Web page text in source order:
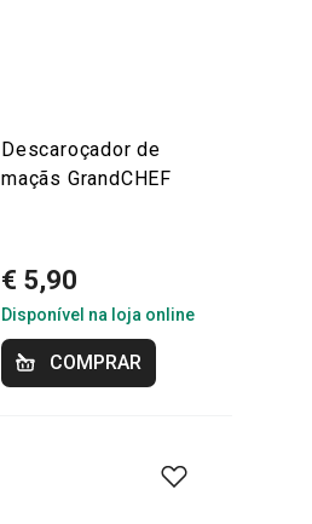
Descaroçador de
maçãs GrandCHEF
€ 5,90
Disponível na loja online
COMPRAR